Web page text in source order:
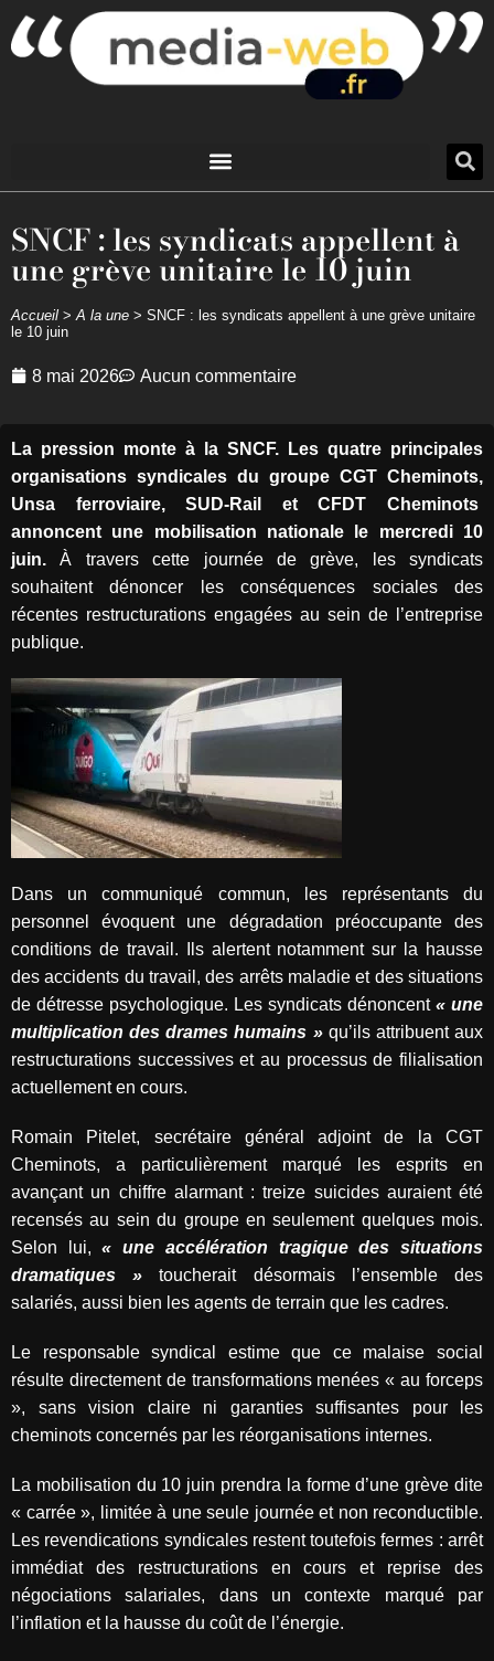
SNCF : les syndicats appellent à
une grève unitaire le 10 juin
Accueil > A la une > SNCF : les syndicats appellent à une grève unitaire
le 10 juin
8 mai 2026 Aucun commentaire
La pression monte à la SNCF. Les quatre principales
organisations syndicales du groupe CGT Cheminots,
Unsa ferroviaire, SUD-Rail et CFDT Cheminots
annoncent une mobilisation nationale le mercredi 10
juin. À travers cette journée de grève, les syndicats
souhaitent dénoncer les conséquences sociales des
récentes restructurations engagées au sein de l’entreprise
publique.
Dans un communiqué commun, les représentants du
personnel évoquent une dégradation préoccupante des
conditions de travail. Ils alertent notamment sur la hausse
des accidents du travail, des arrêts maladie et des situations
de détresse psychologique. Les syndicats dénoncent « une
multiplication des drames humains »qu’ils attribuent aux
restructurations successives et au processus de filialisation
actuellement en cours.
Romain Pitelet, secrétaire général adjoint de la CGT
Cheminots, a particulièrement marqué les esprits en
avançant un chiffre alarmant : treize suicides auraient été
recensés au sein du groupe en seulement quelques mois.
Selon lui,« une accélération tragique des situations
dramatiques » toucherait désormais l’ensemble des
salariés, aussi bien les agents de terrain que les cadres.
Le responsable syndical estime que ce malaise social
résulte directement de transformations menées « au forceps
», sans vision claire ni garanties suffisantes pour les
cheminots concernés par les réorganisations internes.
La mobilisation du 10 juin prendra la forme d’une grève dite
« carrée », limitée à une seule journée et non reconductible.
Les revendications syndicales restent toutefois fermes : arrêt
immédiat des restructurations en cours et reprise des
négociations salariales, dans un contexte marqué par
l’inflation et la hausse du coût de l’énergie.